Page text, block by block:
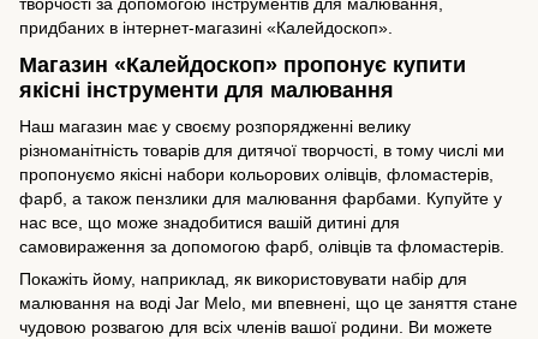
придбаних в інтернет-магазині «Калейдоскоп».
Магазин «Калейдоскоп» пропонує купити
якісні інструменти для малювання
Наш магазин має у своєму розпорядженні велику
різноманітність товарів для дитячої творчості, в тому числі ми
пропонуємо якісні набори кольорових олівців, фломастерів,
фарб, а також пензлики для малювання фарбами. Купуйте у
нас все, що може знадобитися вашій дитині для
самовираження за допомогою фарб, олівців та фломастерів.
Покажіть йому, наприклад, як використовувати набір для
малювання на воді Jar Melo, ми впевнені, що це заняття стане
чудовою розвагою для всіх членів вашої родини. Ви можете